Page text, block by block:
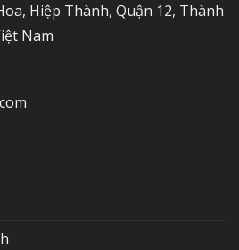
Hiệp Thành, Quận 12, Thành
Nam